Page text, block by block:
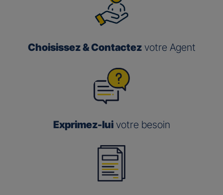
Choisissez & Contactezvotre Agent
Exprimez-luivotre besoin